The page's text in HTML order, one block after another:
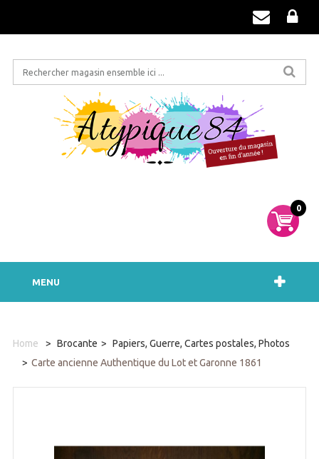
0
MENU
Home > Brocante > Papiers, Guerre, Cartes postales, Photos
> Carte ancienne Authentique du Lot et Garonne 1861